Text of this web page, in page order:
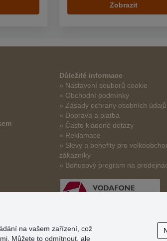
Zobrazit
Důležité informace
» Nastavení souborů cookie
» Obchodní podmínky
» Zásady ochrany osobních údajů
» Doprava a platba
» Často kladené dotazy
» Reklamace
» Slevy a benefity pro
zákazníky
» Bonusový program na
na vašem zařízení, což
Můžete to odmítnout , ale